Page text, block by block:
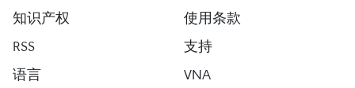
知识产权
使用条款
RSS
支持
语言
VNA